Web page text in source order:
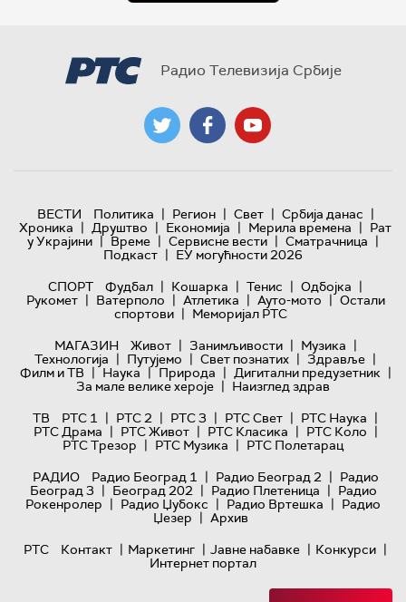
Радио Телевизија Србије
ВЕСТИ Политика | Регион | Свет | Србија данас |
Хроника | Друштво | Економија | Мерила времена | Рат
у Украјини | Време | Сервисне вести | Сматрачница |
Подкаст | ЕУ могућности 2026
СПОРТ
Фудбал | Кошарка | Тенис | Одбојка |
Рукомет | Ватерполо | Атлетика | Ауто-мото | Остали
спортови | Меморијал РТС
МАГАЗИН
Живот | Занимљивости | Музика |
Технологијa | Путујемо | Свет познатих | Здравље |
Филм и ТВ | Наука | Природа | Дигитални предузетник |
За мале велике хероје | Наизглед здрав
ТВ
РТС 1 | РТС 2 | РТС 3 | РТС Свет | РТС Наука |
РТС Драма | РТС Живот | РТС Класика | РТС Коло |
РТС Трезор | РТС Музика | РТС Полетарац
РАДИО
Радио Београд 1 | Радио Београд 2 | Радио
Београд 3 | Београд 202 | Радио Плетеница | Радио
Рокенролер | Радио Џубокс | Радио Вртешка | Радио
Џезер | Архив
РТС
Контакт | Маркетинг | Јавне набавке | Конкурси |
Интернет портал